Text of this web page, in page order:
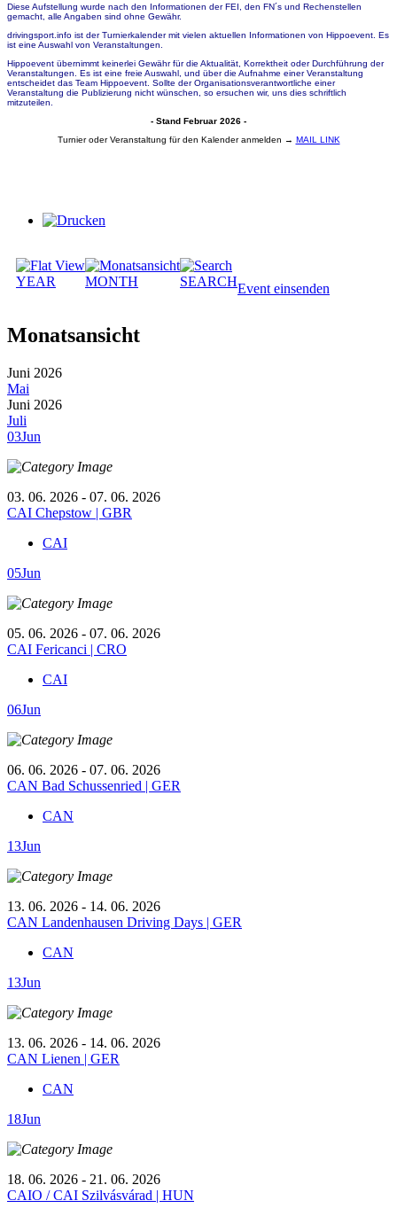
Diese Aufstellung wurde nach den Informationen der FEI, den FN´s und Rechenstellen
gemacht, alle Angaben sind ohne Gewähr.
drivingsport.info ist der Turnierkalender mit vielen aktuellen Informationen von Hippoevent. Es
ist eine Auswahl von Veranstaltungen.
Hippoevent übernimmt keinerlei Gewähr für die Aktualität, Korrektheit oder Durchführung der
Veranstaltungen. Es ist eine freie Auswahl, und über die Aufnahme einer Veranstaltung
entscheidet das Team Hippoevent. Sollte der Organisationsverantwortliche einer
Veranstaltung die Publizierung nicht wünschen, so ersuchen wir, uns dies schriftlich
mitzuteilen.
- Stand Februar 2026 -
Turnier oder Veranstaltung für den Kalender anmelden → MAIL LINK
YEAR MONTH SEARCHEvent einsenden
Monatsansicht
Juni 2026
Mai
Juni 2026
Juli
03Jun
03. 06. 2026 - 07. 06. 2026
CAI Chepstow | GBR
CAI
05Jun
05. 06. 2026 - 07. 06. 2026
CAI Fericanci | CRO
CAI
06Jun
06. 06. 2026 - 07. 06. 2026
CAN Bad Schussenried | GER
CAN
13Jun
13. 06. 2026 - 14. 06. 2026
CAN Landenhausen Driving Days | GER
CAN
13Jun
13. 06. 2026 - 14. 06. 2026
CAN Lienen | GER
CAN
18Jun
18. 06. 2026 - 21. 06. 2026
CAIO / CAI Szilvásvárad | HUN